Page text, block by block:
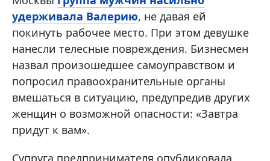
удерживала Валерию, не давая ей
покинуть рабочее место. При этом девушке
нанесли телесные повреждения. Бизнесмен
назвал произошедшее самоуправством и
попросил правоохранительные органы
вмешаться в ситуацию, предупредив других
женщин о возможной опасности: «Завтра
придут к вам».
Супруга предпринимателя опубликовала